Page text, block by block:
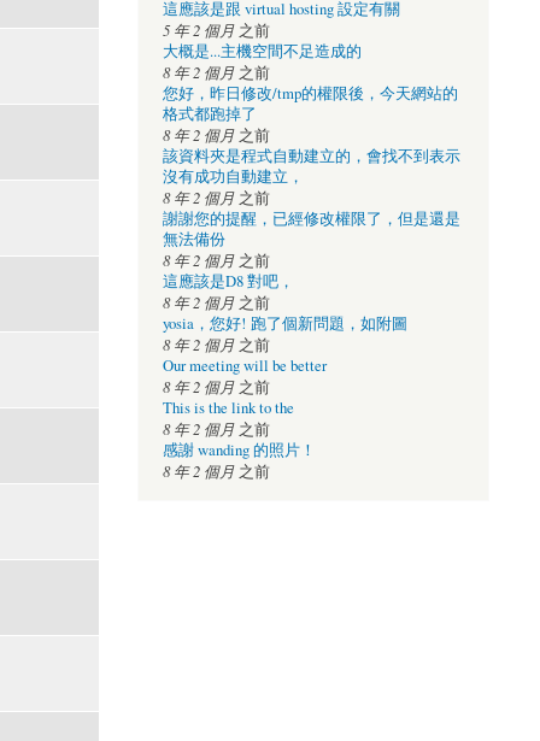
這應該是跟 virtual hosting 設定有關
5 年 2 個月之前
大概是...主機空間不足造成的
8 年 2 個月之前
您好，昨日修改/tmp的權限後，今天網站的
格式都跑掉了
8 年 2 個月之前
該資料夾是程式自動建立的，會找不到表示
沒有成功自動建立，
8 年 2 個月之前
謝謝您的提醒，已經修改權限了，但是還是
無法備份
8 年 2 個月之前
這應該是D8 對吧，
8 年 2 個月之前
yosia，您好! 跑了個新問題，如附圖
8 年 2 個月之前
Our meeting will be better
8 年 2 個月之前
This is the link to the
8 年 2 個月之前
感謝 wanding 的照片！
8 年 2 個月之前